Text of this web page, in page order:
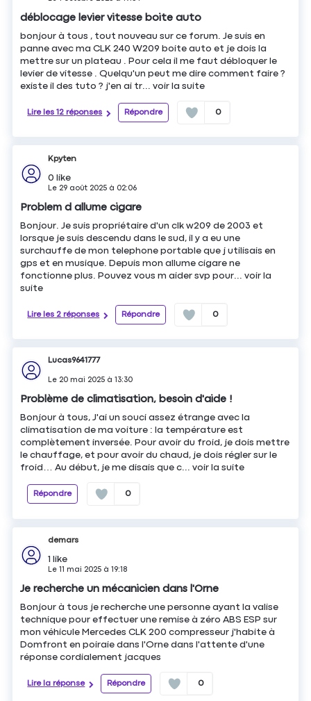
déblocage levier vitesse boite auto
bonjour à tous , tout nouveau sur ce forum. Je suis en
panne avec ma CLK 240 W209 boite auto et je dois la
mettre sur un plateau . Pour cela il me faut débloquer le
levier de vitesse . Quelqu'un peut me dire comment faire ?
existe il des tuto ? j'en ai tr...voir la suite
Lire les 12 réponses Répondre 0
Kpyten
0 like
Le 29 août 2025 à 02:06
Problem d allume cigare
Bonjour. Je suis propriétaire d'un clk w209 de 2003 et
lorsque je suis descendu dans le sud, il y a eu une
surchauffe de mon telephone portable que j utilisais en
gps et en musique. Depuis mon allume cigare ne
fonctionne plus. Pouvez vous m aider svp pour...voir la
suite
Lire les 2 réponses Répondre 0
Lucas9641777
Le 20 mai 2025 à13:30
Problème de climatisation, besoin d'aide !
Bonjour à tous, J'ai un souci assez étrange avec la
climatisation de ma voiture : la température est
complètement inversée. Pour avoir du froid, je dois mettre
le chauffage, et pour avoir du chaud, je dois régler sur le
froid… Au début, je me disais que c...voir la suite
Répondre 0
demars
1 like
Le11 mai 2025 à19:18
Je recherche un mécanicien dans l'Orne
Bonjour à tous je recherche une personne ayant la valise
technique pour effectuer une remise à zéro ABS ESP sur
mon véhicule Mercedes CLK 200 compresseur j'habite à
Domfront en poiraie dans l'Orne dans l'attente d'une
réponse cordialement jacques
Lire la réponse Répondre 0